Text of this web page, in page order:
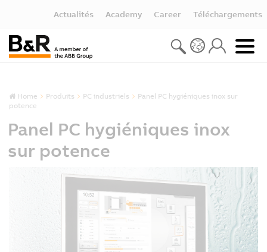
Actualités Academy Career Téléchargements
Home Produits PC industriels
Panel PC hygiéniques inox sur
potence
Panel PC hygiéniques inox
sur potence